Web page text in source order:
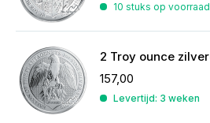
10 stuks op voorraad
157,00
Levertijd: 3 weken